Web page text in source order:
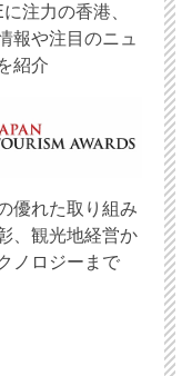
注力の香港、
報や注目のニュ
紹介
優れた取り組み
、観光地経営か
ノロジーまで